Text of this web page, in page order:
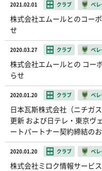
2021.02.01 クラブ ベ
株式会社エムールとのコー
せ
2020.03.27 クラブ ベ
株式会社エムールとの コー
らせ
2020.01.20 クラブ ベ
日本瓦斯株式会社（ニチガ
更新 および日テレ・東京ヴ
ートパートナー契約締結の
2020.01.20 クラブ ベ
株式会社ミロク情報サービ